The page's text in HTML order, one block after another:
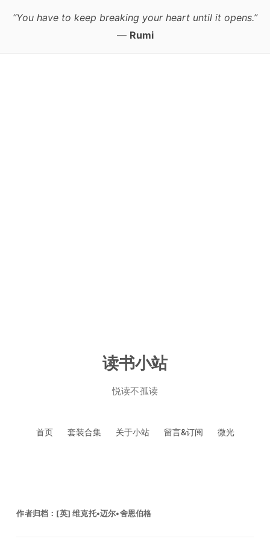
“You have to keep breaking your heart until it opens.”
— Rumi
读书小站
悦读不孤读
首页 套装合集 关于小站 留言&订阅 微光
作者归档： [英] 维克托•迈尔•舍恩伯格